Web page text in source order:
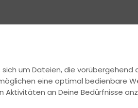
FÜHRERSCHEIN AKTUELLES
um Dateien, die
eine optimal bedienbare
an Deine Bedürfnisse